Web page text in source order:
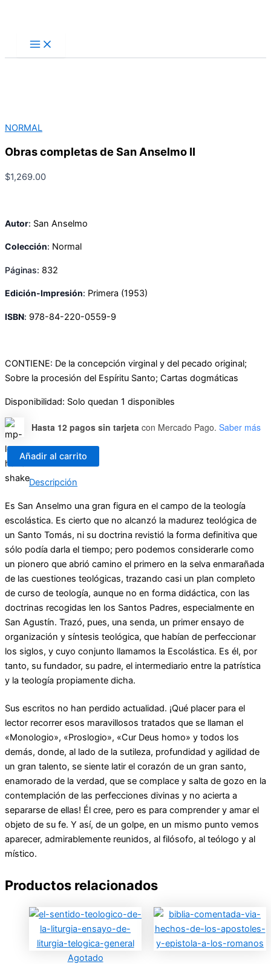
contenido
NORMAL
Obras completas de San Anselmo II
$1,269.00
Autor: San Anselmo
Colección: Normal
Páginas: 832
Edición-Impresión: Primera (1953)
ISBN: 978-84-220-0559-9
CONTIENE: De la concepción virginal y del pecado original;
Sobre la procesión del Espíritu Santo; Cartas dogmáticas
Disponibilidad: Solo quedan 1 disponibles
Hasta 12 pagos sin tarjeta con Mercado Pago. Saber más
Obras
completas
San
Anselmo
II
cantidad
Añadir al carrito
Descripción
Es San Anselmo una gran figura en el campo de la teología
escolástica. Es cierto que no alcanzó la madurez teológica de
un Santo Tomás, ni su doctrina revistió la forma definitiva que
sólo podía darla el tiempo; pero podemos considerarle como
un pionero que abrió camino el primero en la selva enmarañada
de las cuestiones teológicas, trazando casi un plan completo
de curso de teología, aunque no en forma didáctica, con las
doctrinas recogidas len los Santos Padres, especialmente en
San Agustín. Trazó, pues, una senda, un primer ensayo de
organización y síntesis teológica, que habían de perfeccionar
los siglos, y cuyo conjunto llamamos la Escolástica. Es él, por
tanto, su fundador, su padre, el intermediario entre la patrística
y la teología propiamente dicha.
Sus escritos no han perdido actualidad. ¡Qué placer para el
lector recorrer esos maravillosos tratados que se llaman el
«Monologio», «Proslogio», «Cur Deus homo» y todos los
demás, donde, al lado de la sutileza, profundidad y agilidad de
un gran talento, se siente latir el corazón de un gran santo,
enamorado de la verdad, que se complace y salta de gozo en la
contemplación de las perfecciones divinas y no acierta a
separarse de ellas! Él cree, pero es para comprender y amar el
objeto de su fe. Y así, de un golpe, en un mismo punto vemos
aparecer, admirablemente reunidos, al filósofo, al teólogo y al
místico.
Productos relacionados
Agotado